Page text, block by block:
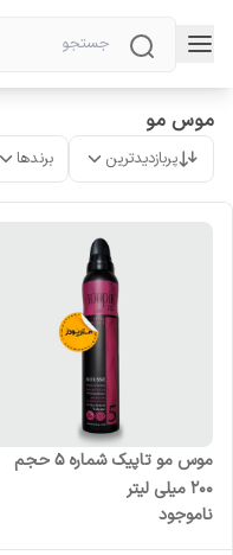
موس مو
پربازدیدترین برندها
موس مو تاپیک شماره 5 حجم
200 میلی لیتر
ناموجود